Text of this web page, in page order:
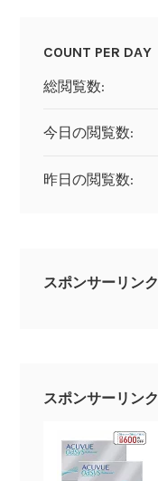
COUNT PER DAY
総閲覧数:
今日の閲覧数:
昨日の閲覧数:
スポンサーリンク
スポンサーリンク